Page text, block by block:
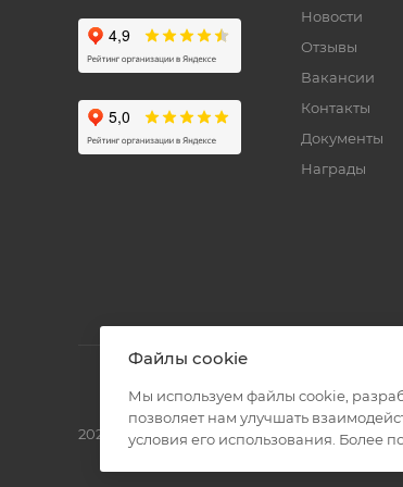
Новости
Отзывы
Вакансии
Контакты
Документы
Награды
2026 © Полиграф кит - интернет-магазин
Файлы cookie
Мы используем файлы cookie,
позволяет нам улучшать
условия его использования. Более